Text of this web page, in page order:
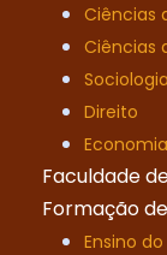
Ciências
Ciências
Sociologia
Direito
Faculdade
Formação
Ensino